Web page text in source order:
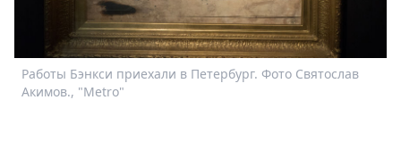
Стримы
Спецпроекты
Звезды
Выборы
2026
Работы Бэнкси приехали в Петербург. Фото Святослав
Акимов., "Metro"